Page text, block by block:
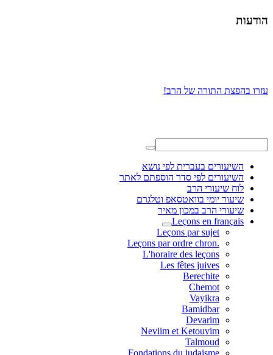
הודעות
עזרו בהפצת התורה של הרב!
השיעורים בעברית לפי נושא
השיעורים לפי סדר הוספתם לאתר
לוח שיעורי הרב
שיעור יומי בוואטסאפ וטלגרם
שיעורי הרב במכון מאיר
Leçons en français
Leçons par sujet
.Leçons par ordre chron
L'horaire des leçons
Les fêtes juives
Berechite
Chemot
Vayikra
Bamidbar
Devarim
Neviim et Ketouvim
Talmoud